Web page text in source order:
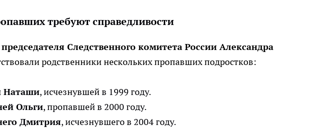
требуют справедливости
председателя Следственного комитета России Александра
родственники нескольких пропавших подростков:
Наташи, исчезнувшей в 1999 году.
Ольги, пропавшей в 2000 году.
Дмитрия, исчезнувшего в 2004 году.